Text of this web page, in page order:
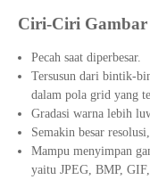
Ciri-Ciri
Pecah saat diperbesar.
Tersusun dari bintik-
dalam pola grid yang
Gradasi warna lebih
Semakin besar
Mampu menyimpan
yaitu JPEG, BMP,